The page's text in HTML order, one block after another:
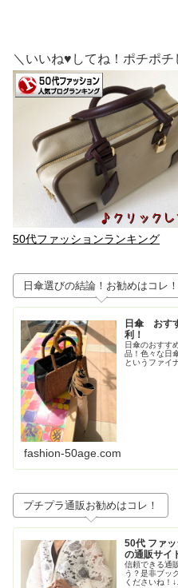
＼いいね♥してね！ポチポチ
50代ファッションランキング
日傘選びの結論！お勧めはコレ！
日傘 おす
利！
日傘のおすす
品！色々な日
というファイ
fashion-50age.com
プチプラ通販お勧めはコレ！
50代 ファ
の通販サイ
信頼できる
う？是非ブッ
くださいね！